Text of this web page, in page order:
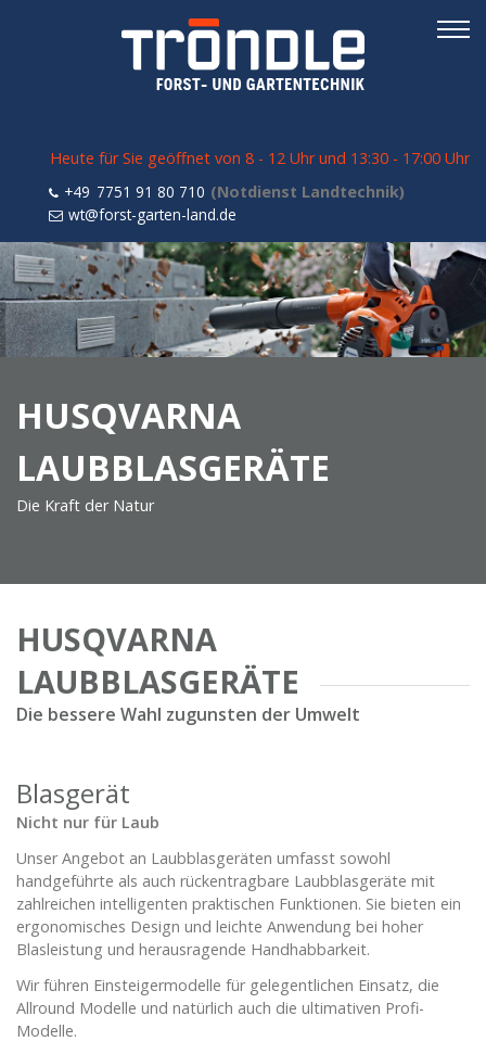
Heute für Sie geöffnet von 8 - 12 Uhr und 13:30 - 17:00 Uhr
Navigation
überspringen
+49 7751 91 80 710
wt@forst-garten-land.de
HUSQVARNA
LAUBBLASGERÄTE
Die Kraft der Natur
HUSQVARNA
LAUBBLASGERÄTE
Die bessere Wahl zugunsten der Umwelt
Blasgerät
Nicht nur für Laub
Unser Angebot an Laubblasgeräten umfasst sowohl
handgeführte als auch rückentragbare Laubblasgeräte mit
zahlreichen intelligenten praktischen Funktionen. Sie bieten ein
ergonomisches Design und leichte Anwendung bei hoher
Blasleistung und herausragende Handhabbarkeit.
Wir führen Einsteigermodelle für gelegentlichen Einsatz, die
Allround Modelle und natürlich auch die ultimativen Profi-
Modelle.